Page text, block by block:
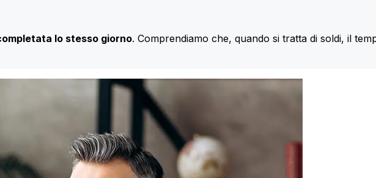
lo stesso giorno. Comprendiamo che, quando si tratta di soldi, il